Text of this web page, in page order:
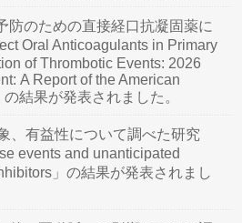
防のための直接経口抗凝固薬に
Oral Anticoagulants in Primary
of Thrombotic Events: 2026
A Report of the American
結果が発表されました。
、有益性について調べた研究
events and unanticipated
」の結果が発表されまし